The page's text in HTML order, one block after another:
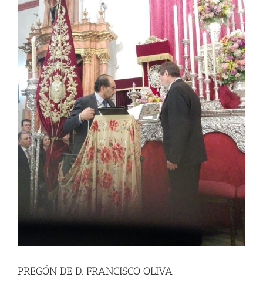
PREGÓN DE D. FRANCISCO OLIVA